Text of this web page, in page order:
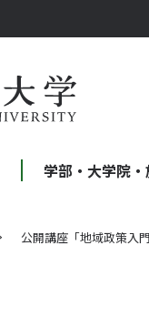
学部・大学院
公開講座「地域政策入